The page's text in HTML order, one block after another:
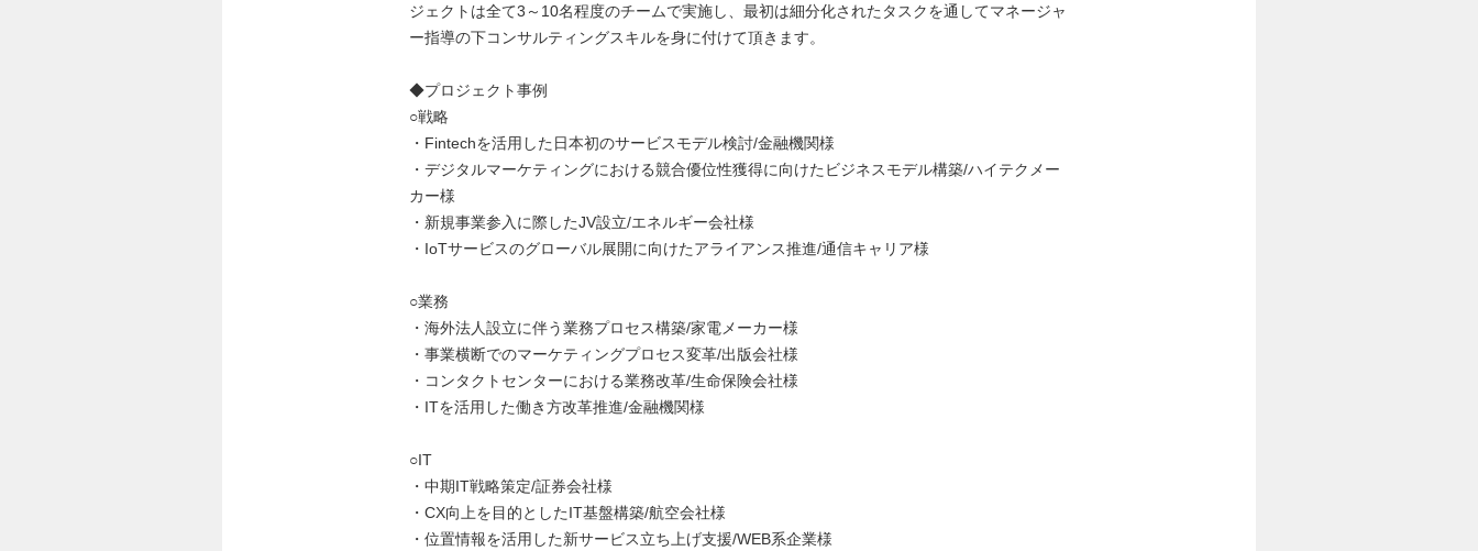
ジェクトは全て3～10名程度のチームで実施し、最初は細分化されたタスクを通してマネージャ
ー指導の下コンサルティングスキルを身に付けて頂きます。
◆プロジェクト事例
○戦略
・Fintechを活用した日本初のサービスモデル検討/金融機関様
・デジタルマーケティングにおける競合優位性獲得に向けたビジネスモデル構築/ハイテクメー
カー様
・新規事業参入に際したJV設立/エネルギー会社様
・IoTサービスのグローバル展開に向けたアライアンス推進/通信キャリア様
○業務
・海外法人設立に伴う業務プロセス構築/家電メーカー様
・事業横断でのマーケティングプロセス変革/出版会社様
・コンタクトセンターにおける業務改革/生命保険会社様
・ITを活用した働き方改革推進/金融機関様
○IT
・中期IT戦略策定/証券会社様
・CX向上を目的としたIT基盤構築/航空会社様
・位置情報を活用した新サービス立ち上げ支援/WEB系企業様